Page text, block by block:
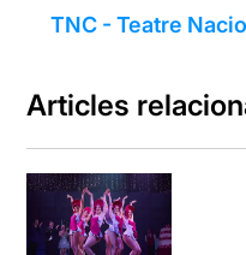
TNC - Teatre
Articles